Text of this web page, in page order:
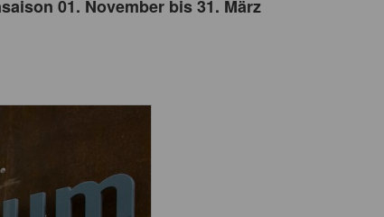
01. November bis 31. März